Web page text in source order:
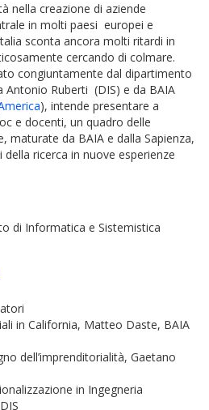
nella creazione di aziende
in molti paesi europei e
sconta ancora molti ritardi in
cercando di colmare.
congiuntamente dal dipartimento
Antonio Ruberti (DIS) e da BAIA
), intende presentare a
e docenti, un quadro delle
maturate da BAIA e dalla Sapienza,
ricerca in nuove esperienze
di Informatica e Sistemistica
in California, Matteo Daste, BAIA
dell’imprenditorialità, Gaetano
in Ingegneria